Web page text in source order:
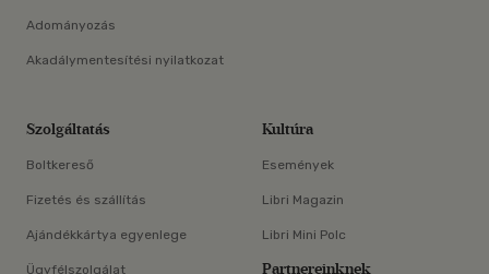
Adományozás
Akadálymentesítési nyilatkozat
Szolgáltatás
Boltkereső
Fizetés és szállítás
Ajándékkártya egyenlege
Ügyfélszolgálat
Kultúra
Események
Libri Magazin
Libri Mini Polc
Partnereinknek